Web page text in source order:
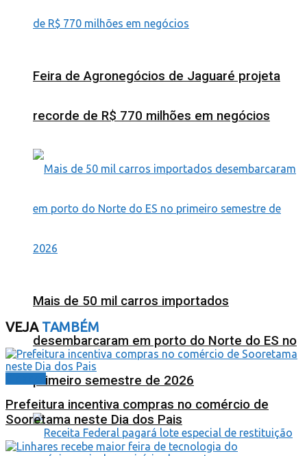
Feira de Agronegócios de Jaguaré projeta
recorde de R$ 770 milhões em negócios
Mais de 50 mil carros importados
desembarcaram em porto do Norte do ES no
primeiro semestre de 2026
VEJATAMBÉM
Prefeitura incentiva compras no comércio de
Sooretama neste Dia dos Pais